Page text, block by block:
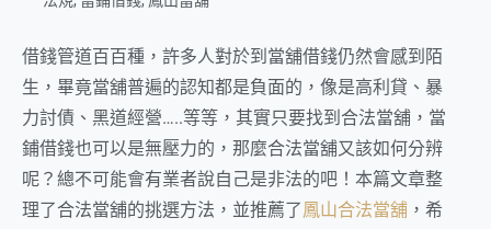
借錢管道百百種，許多人對於到當舖借錢仍然會感到陌
生，畢竟當舖普遍的認知都是負面的，像是高利貸、暴
力討債、黑道經營…..等等，其實只要找到合法當舖，當
鋪借錢也可以是無壓力的，那麼合法當舖又該如何分辨
呢？總不可能會有業者說自己是非法的吧！本篇文章整
理了合法當舖的挑選方法，並推薦了鳳山合法當舖 ，希